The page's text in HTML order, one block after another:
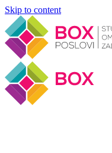
Skip to content